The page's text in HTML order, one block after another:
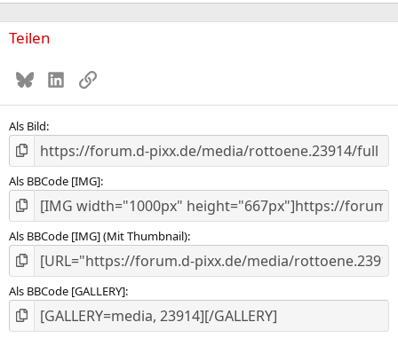
Teilen
BlueskyLinkedIn
Link
Als Bild
Als BBCode [IMG]
Als BBCode [IMG] (Mit Thumbnail)
Als BBCode [GALLERY]